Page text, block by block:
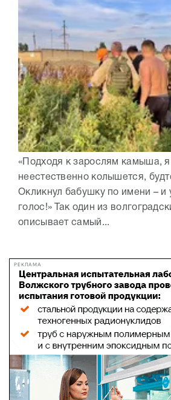
«Подходя к зарослям камыша,
неестественно колышется,
Окликнул бабушку по имени – и
голос!» Так один из
описывает самый...
РЕКЛАМА